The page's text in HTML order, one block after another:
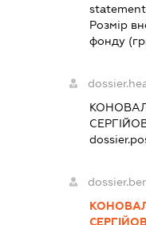
Розмір
фонду